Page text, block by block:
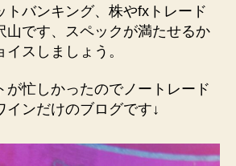
トバンキング、株やfxトレード
山です、スペックが満たせるか
スしましょう。
が忙しかったのでノートレード
インだけのブログです↓